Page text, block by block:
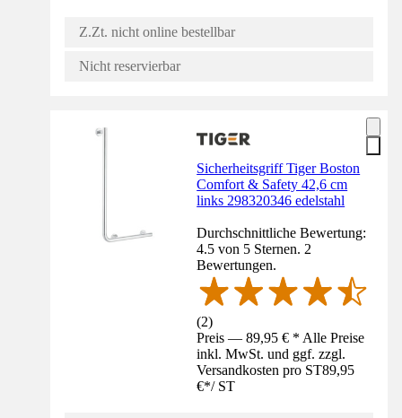
Z.Zt. nicht online bestellbar
Nicht reservierbar
Sicherheitsgriff Tiger Boston
Comfort & Safety 42,6 cm
links 298320346 edelstahl
Durchschnittliche Bewertung:
4.5 von 5 Sternen. 2
Bewertungen.
(2)
Preis — 89,95 € * Alle Preise
inkl. MwSt. und ggf. zzgl.
Versandkosten pro ST89,95
€*/ ST